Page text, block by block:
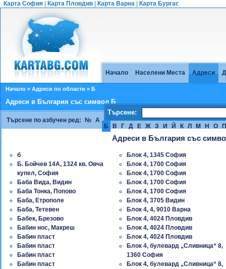
Карта София Карта Пловдив Карта Варна Карта Бургас
Начало Населени Места Адреси
Начало » Адреси по области » Б
Адреси в България със символ Б
Търсене:
Търсене по азбучен ред: № А
Б
В Г Д Е Ж З И Й К Л М Н О
Адреси в България със
б
Б. Бойчев 14A, 1324 кв. Овча
купел, София
Баба Вида, Видин
Баба Тонка, Попово
Баба, Етрополе
Баба, Тетевен
Бабек, Брезово
Бабин нос, Макреш
Бабин пласт
Бабин пласт
Бабин пласт
Бабин пласт
Блок 4, 1345 София
Блок 4, 1700 София
Блок 4, 1700 София
Блок 4, 1700 София
Блок 4, 1700 София
Блок 4, 3705 Видин
Блок 4, 4, 9010 Варна
Блок 4, 4024 Пловдив
Блок 4, 4024 Пловдив
Блок 4, 4024 Пловдив
Блок 4, булевард „Cливница“ 8,
1360 София
Блок 4, булевард „Cливница“ 8,